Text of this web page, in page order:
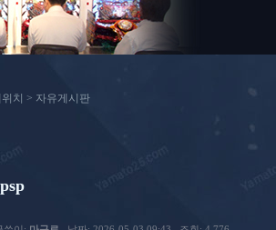
치 > 자유게시판